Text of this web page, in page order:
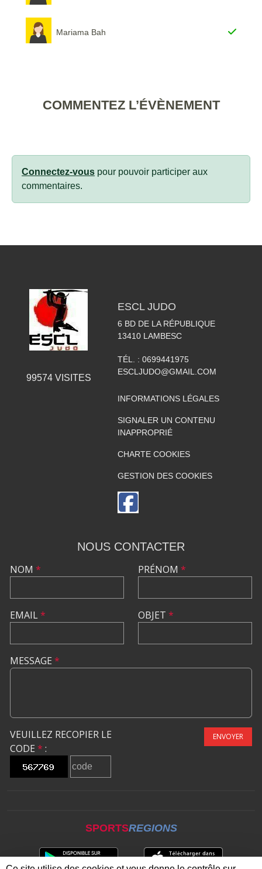
Mariama Bah
COMMENTEZ L’ÉVÈNEMENT
Connectez-vous pour pouvoir participer aux
commentaires.
99574VISITES
ESCL JUDO
6 BD DE LA RÉPUBLIQUE
13410 LAMBESC
TÉL. : 0699441975
ESCLJUDO@GMAIL.COM
INFORMATIONS LÉGALES
SIGNALER UN CONTENU
INAPPROPRIÉ
CHARTE COOKIES
GESTION DES COOKIES
NOUS CONTACTER
NOM *
EMAIL*
PRÉNOM *
OBJET *
MESSAGE *
VEUILLEZ RECOPIER LE
CODE * :
ENVOYER
SPORTSREGIONS